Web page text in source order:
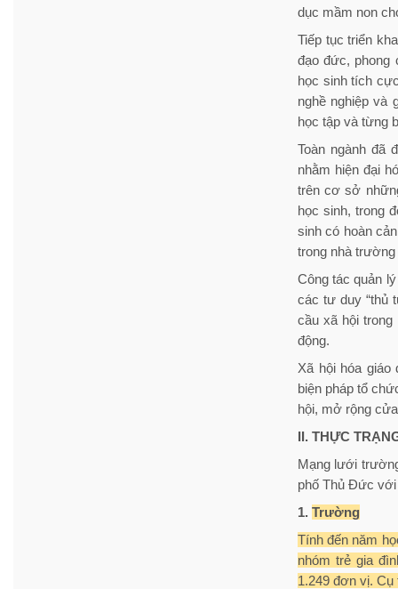
dục mầm non
Tiếp tục triển
đạo đức, phong
học sinh tích
nghề nghiệp và
học tập và từng
Toàn ngành đã
nhằm hiện đại
trên cơ sở
học sinh, trong
sinh có hoàn
trong nhà
Công tác quản
các tư duy “thủ
cầu xã hội
động.
Xã hội hóa
biện pháp tổ
hội, mở rộng
II. THỰC
Mạng lưới
phố Thủ Đức với
1. Trường
Tính đến năm
nhóm trẻ gia
1.249 đơn vị. Cụ